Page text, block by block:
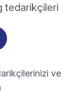
tedarikçileri
ve